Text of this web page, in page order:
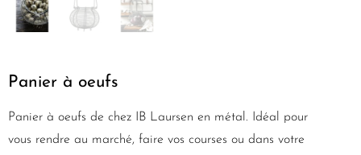
Panier à oeufs
Panier à oeufs de chez IB Laursen en métal. Idéal pour
vous rendre au marché, faire vos courses ou dans votre